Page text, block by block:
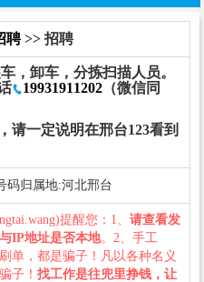
聘>> 招聘
，卸车，分拣扫描人员。
19931911202 （微信同
请一定说明在邢台123看到
码归属地:河北邢台
提醒您：1、 请查看发
IP地址是否本地。2、手工
单，都是骗子！凡以各种名义
子！ 找工作是往兜里挣钱，让